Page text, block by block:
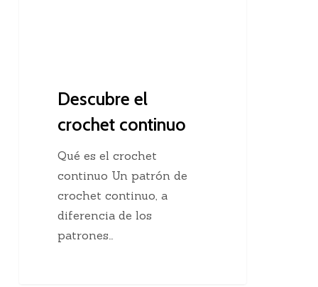
Descubre el
crochet continuo
Qué es el crochet
continuo Un patrón de
crochet continuo, a
diferencia de los
patrones…